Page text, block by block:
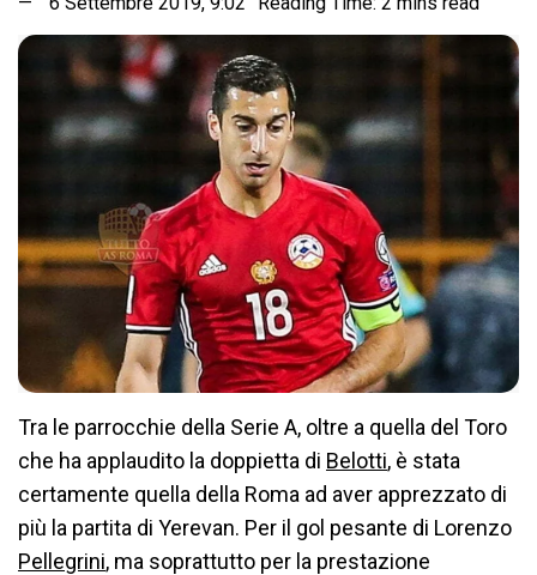
Tra le parrocchie della Serie A, oltre a quella del Toro
che ha applaudito la doppietta di Belotti, è stata
certamente quella della Roma ad aver apprezzato di
più la partita di Yerevan. Per il gol pesante di Lorenzo
Pellegrini, ma soprattutto per la prestazione